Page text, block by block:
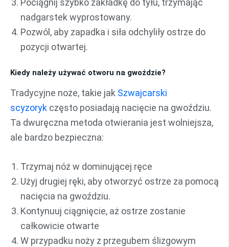
Pociągnij szybko zakładkę do tyłu, trzymając
nadgarstek wyprostowany.
Pozwól, aby zapadka i siła odchyliły ostrze do
pozycji otwartej.
Kiedy należy używać otworu na gwoździe?
Tradycyjne noże, takie jak Szwajcarski
scyzoryk często posiadają nacięcie na gwoździu.
Ta dwuręczna metoda otwierania jest wolniejsza,
ale bardzo bezpieczna:
Trzymaj nóż w dominującej ręce
Użyj drugiej ręki, aby otworzyć ostrze za pomocą
nacięcia na gwoździu.
Kontynuuj ciągnięcie, aż ostrze zostanie
całkowicie otwarte
W przypadku noży z przegubem ślizgowym